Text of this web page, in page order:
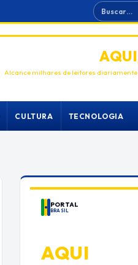
Buscar
ANUNCIEAQUI
Alcance milhares de leitores diariamente
CULTURA TECNOLOGIA
PORTAL
BRASIL
AQUI